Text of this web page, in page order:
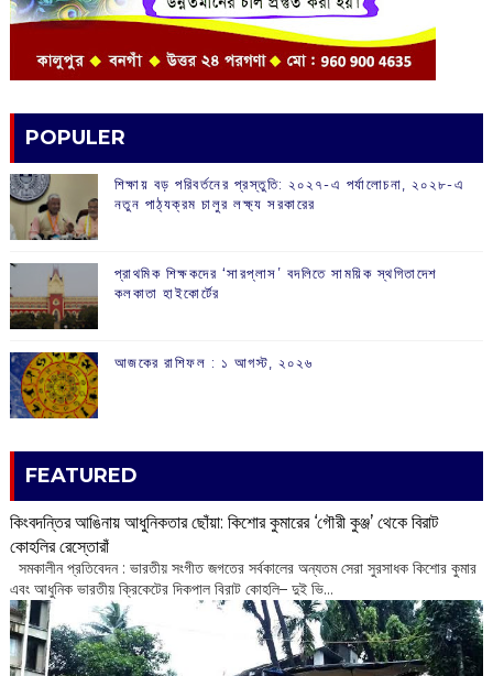
POPULER
শিক্ষায় বড় পরিবর্তনের প্রস্তুতি: ২০২৭-এ পর্যালোচনা, ২০২৮-এ
নতুন পাঠ্যক্রম চালুর লক্ষ্য সরকারের
প্রাথমিক শিক্ষকদের ‘সারপ্লাস’ বদলিতে সাময়িক স্থগিতাদেশ
কলকাতা হাইকোর্টের
আজকের রাশিফল :‌ ‌‌১ আগস্ট, ২০২৬
FEATURED
কিংবদন্তির আঙিনায় আধুনিকতার ছোঁয়া: কিশোর কুমারের ‘গৌরী কুঞ্জ’ থেকে বিরাট
কোহলির রেস্তোরাঁ
‌ সমকালীন প্রতিবেদন : ভারতীয় সংগীত জগতের সর্বকালের অন্যতম সেরা সুরসাধক কিশোর কুমার
এবং আধুনিক ভারতীয় ক্রিকেটের দিকপাল বিরাট কোহলি– ‌দুই ভি...